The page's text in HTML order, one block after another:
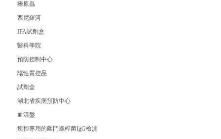
瘧原蟲
西尼羅河
IFA試劑盒
醫科學院
預防控制中心
陽性質控品
試劑盒
湖北省疾病預防中心
血清盤
疾控專用的幽門螺桿菌IgG檢測試劑